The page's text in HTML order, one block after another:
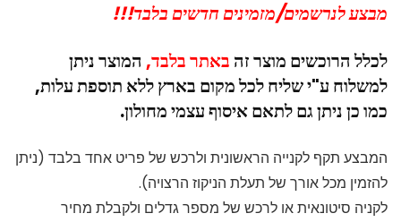
מבצע לנרשמים/מזמינים חדשים בלבד!!!
לכלל הרוכשים מוצר זה באתר בלבד, המוצר ניתן
למשלוח ע"י שליח לכל מקום בארץ ללא תוספת עלות,
כמו כן ניתן גם לתאם איסוף עצמי מחולון.
המבצע תקף לקנייה הראשונית ולרכש של פריט אחד בלבד (ניתן
להזמין מכל אורך של תעלת הניקוז הרצויה).
לקניה סיטונאית או לרכש של מספר גדלים ולקבלת מחיר